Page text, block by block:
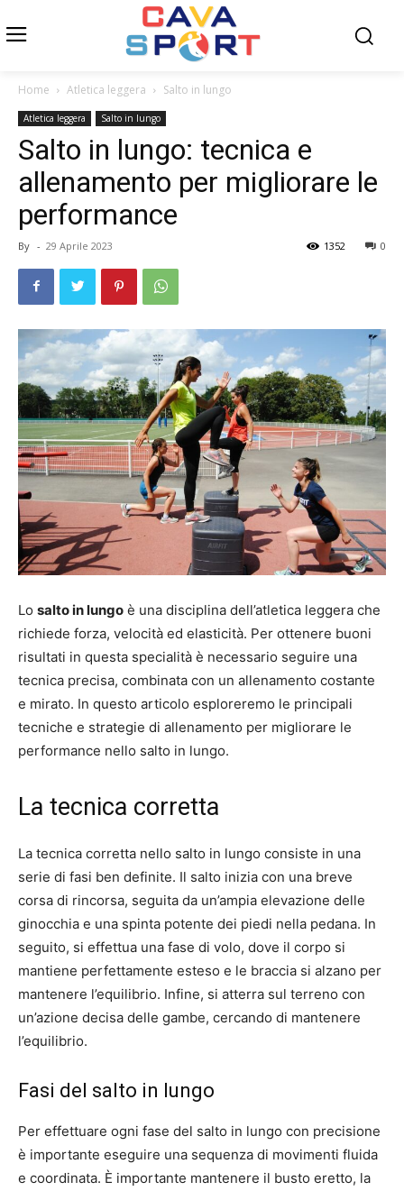
Home Atletica leggera Salto in lungo
Atletica leggera Salto in lungo
Salto in lungo: tecnica e
allenamento per migliorare le
performance
By - 29 Aprile 2023 0
1352
Lo salto in lungo è una disciplina dell’atletica leggera che
richiede forza, velocità ed elasticità. Per ottenere buoni
risultati in questa specialità è necessario seguire una
tecnica precisa, combinata con un allenamento costante
e mirato. In questo articolo esploreremo le principali
tecniche e strategie di allenamento per migliorare le
performance nello salto in lungo.
La tecnica corretta
La tecnica corretta nello salto in lungo consiste in una
serie di fasi ben definite. Il salto inizia con una breve
corsa di rincorsa, seguita da un’ampia elevazione delle
ginocchia e una spinta potente dei piedi nella pedana. In
seguito, si effettua una fase di volo, dove il corpo si
mantiene perfettamente esteso e le braccia si alzano per
mantenere l’equilibrio. Infine, si atterra sul terreno con
un’azione decisa delle gambe, cercando di mantenere
l’equilibrio.
Fasi del salto in lungo
Per effettuare ogni fase del salto in lungo con precisione
è importante eseguire una sequenza di movimenti fluida
e coordinata. È importante mantenere il busto eretto, la